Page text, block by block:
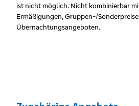
ist nicht möglich. Nicht kombinierbar
Ermäßigungen, Gruppen-/
Übernachtungsangeboten.